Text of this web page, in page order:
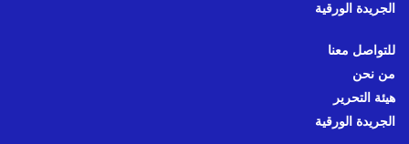
الجريدة الورقية
للتواصل معنا
من نحن
هيئة التحرير
الجريدة الورقية